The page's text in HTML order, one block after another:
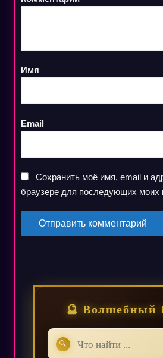
Имя
Email
Сохранить моё имя, email и
браузере для последующих моих
🔮 Волшебный
🔍